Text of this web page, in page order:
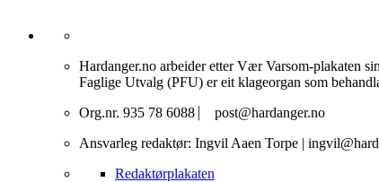
Hardanger.no arbeider etter Vær Varsom-plakaten
Faglige Utvalg (PFU) er eit klageorgan som
Org.nr. 935 78 6088 ⎸ post@hardanger.no
Ansvarleg redaktør: Ingvil Aaen Torpe |
Redaktørplakaten